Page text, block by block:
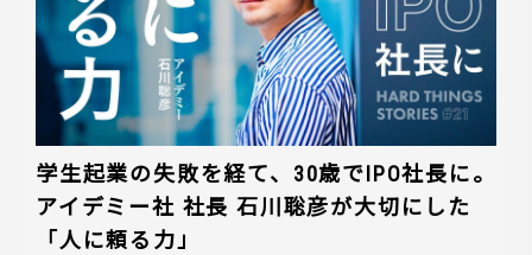
学生起業の失敗を経て、30歳でIPO社長に。
アイデミー社 社長 石川聡彦が大切にした
「人に頼る力」